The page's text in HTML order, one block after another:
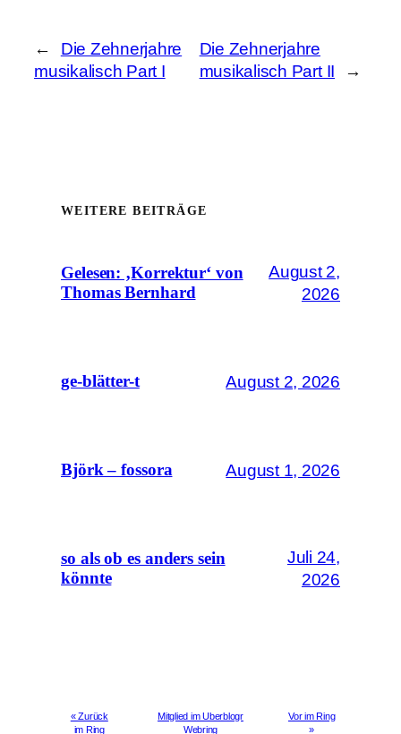
←
Die Zehnerjahre
musikalisch Part I
Die Zehnerjahre
musikalisch Part II
→
WEITERE BEITRÄGE
Gelesen: ‚Korrektur‘ von
Thomas Bernhard
August 2,
2026
ge-blätter-t August 2, 2026
Björk – fossora August 1, 2026
so als ob es anders sein
könnte
Juli 24,
2026
« Zurück
im Ring
Mitglied im Uberblogr
Webring
Vor im Ring
»